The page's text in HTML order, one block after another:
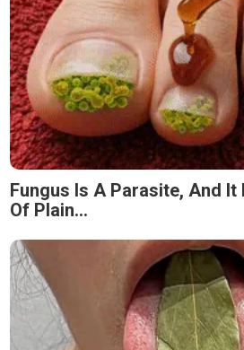
Fungus Is A Parasite, And It
Of Plain...